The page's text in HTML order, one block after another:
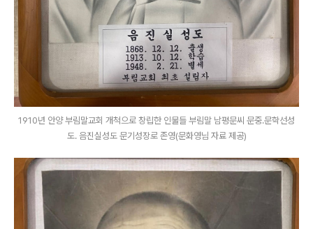
1910년 안양 부림말교회 개척으로 창립한 인물들 부림말 남평문씨 문중.문학선성
도. 음진실성도 문기성장로 존영(문화영님 자료 제공)